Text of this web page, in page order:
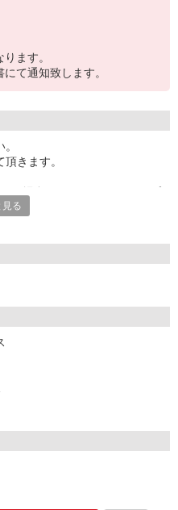
ます。
て通知致します。
きます。
見る